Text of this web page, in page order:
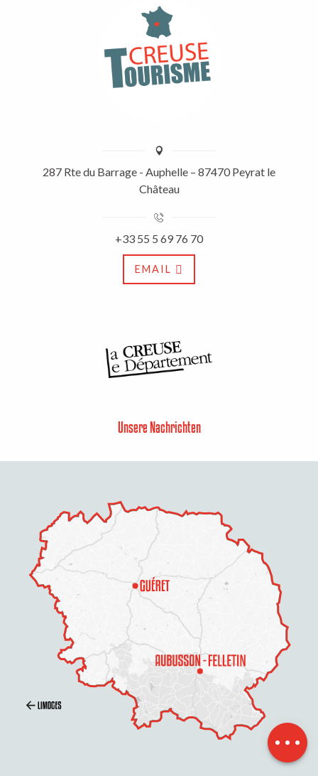
Beschreibung
Per E-Mail
kontaktieren
287 Rte du Barrage - Auphelle – 87470 Peyrat le
Château
+33 55 5 69 76 70
EMAIL
Unsere Nachrichten